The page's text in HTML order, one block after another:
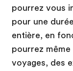
pourrez vous
pour une
entière, en
pourrez
voyages, des